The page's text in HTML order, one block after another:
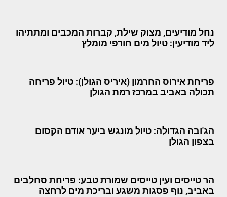
נחל מודיעים, מצוק שילת, קברות המכבים ומתתיהו
ליד מודיעין: טיול מים חורפי מומלץ
פריחת אירוס החרמון (איריס הגולן): טיול פריחה
תכולה באביב במרכז רמת הגולן
הג'ובה הגדולה: טיול מונגש ביער אודם הקסום
בצפון הגולן
הר טייסים ועין טייסים שמורת טבע: פריחת סחלבים
באביב, נוף פסגות משגע ובריכת מים לרחצה